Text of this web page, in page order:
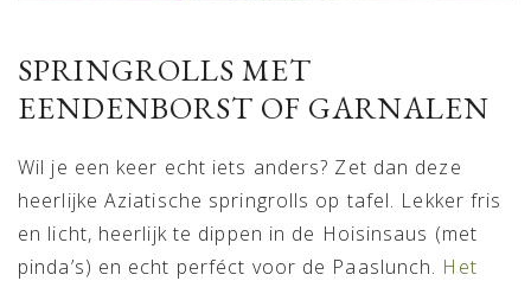
SPRINGROLLS MET
EENDENBORST OF GARNALEN
Wil je een keer echt iets anders? Zet dan deze
heerlijke Aziatische springrolls op tafel. Lekker fris
en licht, heerlijk te dippen in de Hoisinsaus (met
pinda’s) en echt perféct voor de Paaslunch. Het